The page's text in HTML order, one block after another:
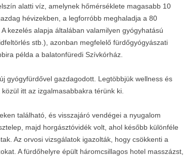
alatti víz, amelynek hőmérséklete magasabb 10
hévizekben, a legforróbb meghaladja a 80
kezelés alapja általában valamilyen gyógyhatású
stb.), azonban megfelelő fürdőgyógyászati
példa a balatonfüredi Szívkórház.
gyógyfürdővel gazdagodott. Legtöbbjük wellness és
itt az izgalmasabbakra térünk ki.
található, és visszajáró vendégei a nyugalom
majd horgásztóvidék volt, ahol később különféle
Az orvosi vizsgálatok igazolták, hogy csökkenti a
A fürdőhelyre épült háromcsillagos hotel masszázst,